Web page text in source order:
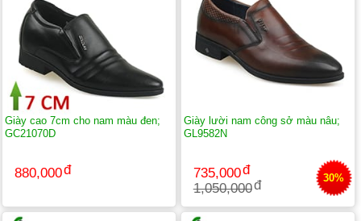
Giày cao 7cm cho nam màu đen;
GC21070D
880,000
Giày lười nam công sở màu nâu;
GL9582N
735,000
1,050,000
30%